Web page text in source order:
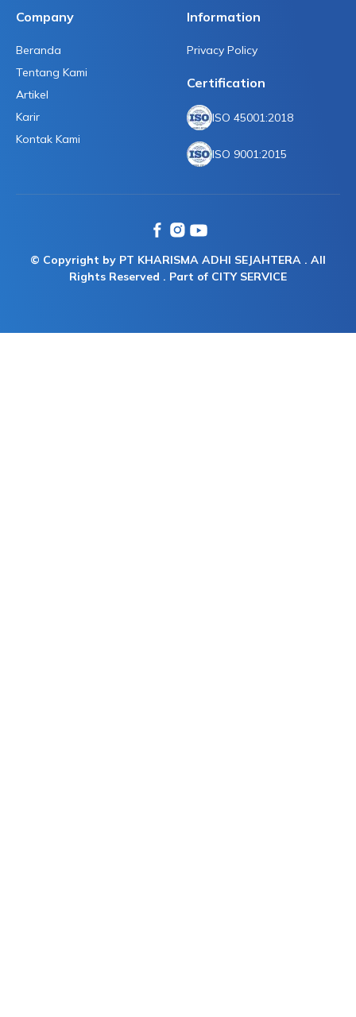
Company
Beranda
Tentang Kami
Artikel
Karir
Kontak Kami
Information
Privacy Policy
Certification
ISO 45001:2018
ISO 9001:2015
© Copyright by PT KHARISMA ADHI SEJAHTERA . All
Rights Reserved . Part of CITY SERVICE